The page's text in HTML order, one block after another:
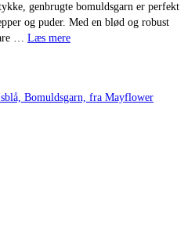
genbrugte bomuldsgarn er perfekt
og puder. Med en blød og robust
… Læs mere